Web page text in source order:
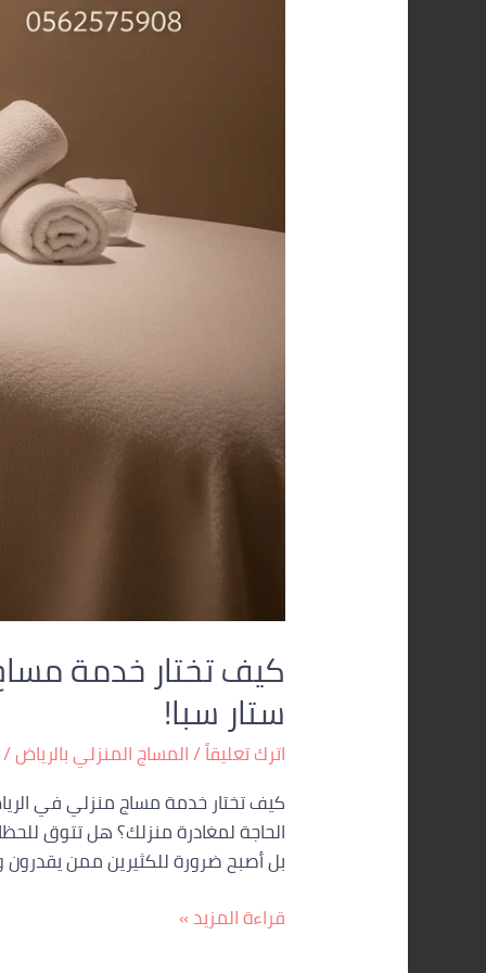
كيف تختار خدمة
ستار سبا!
اترك تعليقاً/المساج المنزلي بالرياض
كيف تختار خدمة مساج منزلي في
الحاجة لمغادرة منزلك؟ هل تتوق
بل أصبح ضرورة للكثيرين ممن
قراءة المزيد »